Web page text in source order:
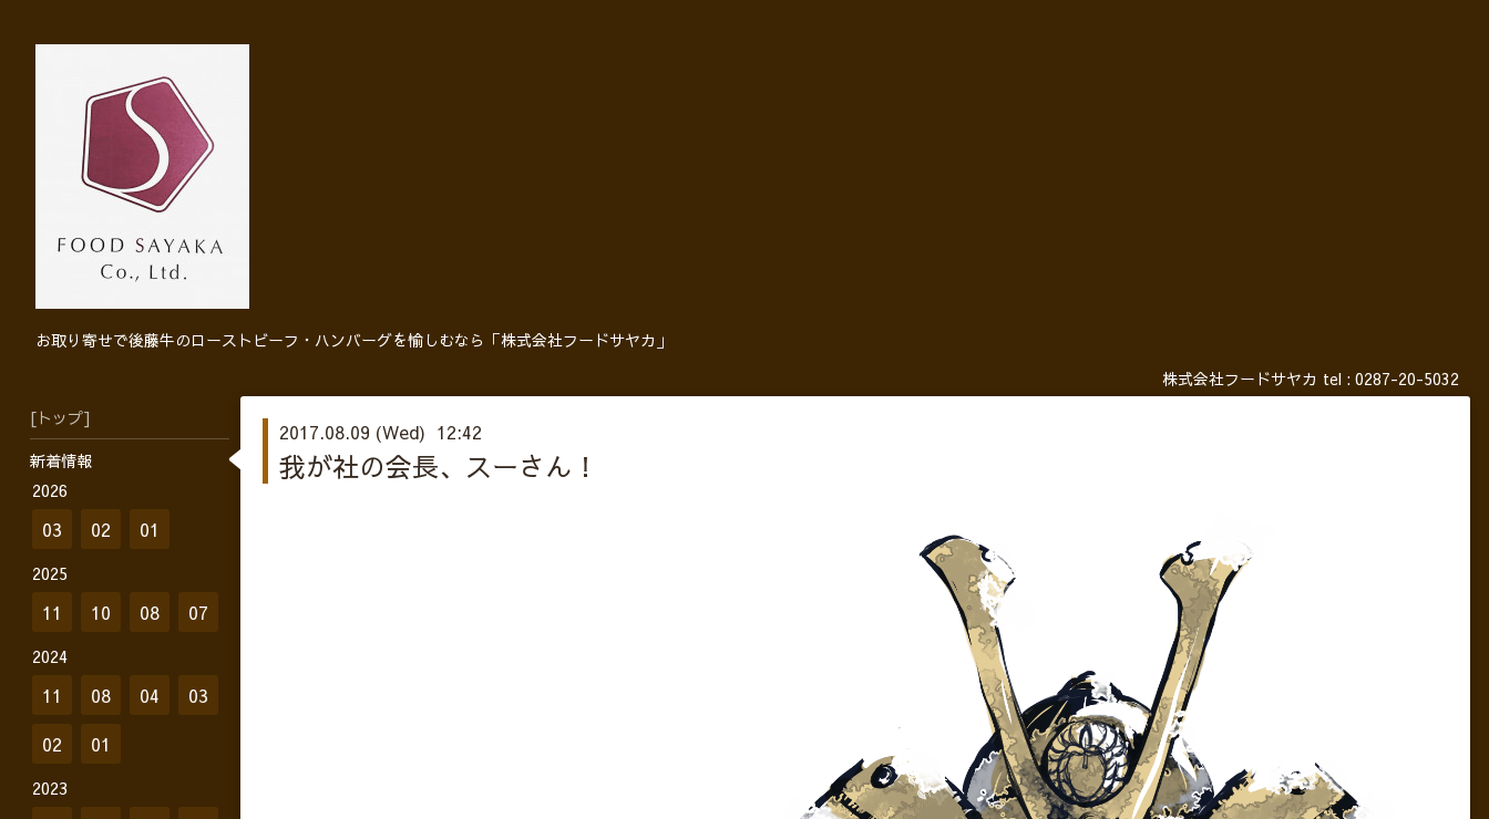
お取り寄せで後藤牛のローストビーフ・ハンバーグを愉しむなら「株式会社フードサヤカ」
株式会社フードサヤカ tel : 0287-20-5032
2017.08.09 (Wed) 12:42
我が社の会長、スーさん！
[トップ]
新着情報
2026
03 02 01
2025
11 10 08 07
2024
11 08 04
03
02
01
2023